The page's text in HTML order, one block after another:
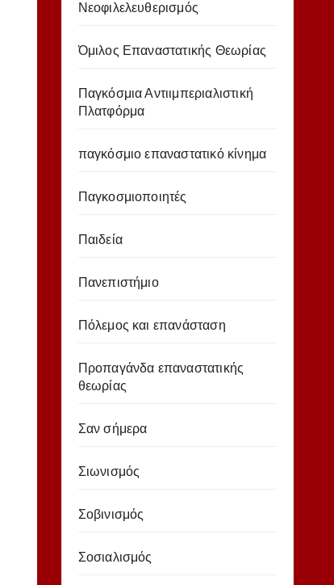
Νεοφιλελευθερισμός
Όμιλος Επαναστατικής Θεωρίας
Παγκόσμια Αντιιμπεριαλιστική
Πλατφόρμα
παγκόσμιο επαναστατικό κίνημα
Παγκοσμιοποιητές
Παιδεία
Πανεπιστήμιο
Πόλεμος και επανάσταση
Προπαγάνδα επαναστατικής
θεωρίας
Σαν σήμερα
Σιωνισμός
Σοβινισμός
Σοσιαλισμός